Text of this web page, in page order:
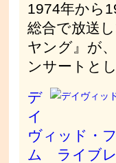
1974年から
総合で放送
ヤング』が
ンサートと
デ
イ
ヴィッド・
ム ライブレ